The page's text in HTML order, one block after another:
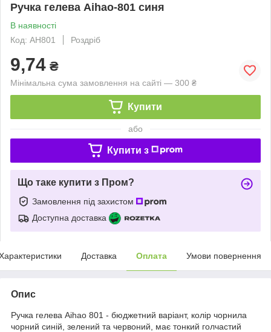
Ручка гелева Aihao-801 синя
В наявності
Код: АН801
Роздріб
9,74 ₴
Мінімальна сума замовлення на сайті — 300 ₴
Купити
або
Купити з
Що таке купити з Пром?
Замовлення під захистом
Доступна доставка
Доставка Оплата Умови повернення
Опис
Ручка гелева Aihao 801 - бюджетний варіант, колір чорнила
чорний синій, зелений та червоний, має тонкий голчастий